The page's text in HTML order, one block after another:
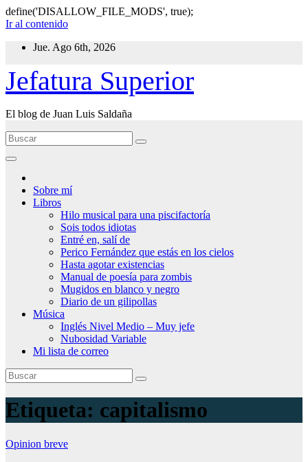
define('DISALLOW_FILE_MODS', true);
Ir al contenido
Jue. Ago 6th, 2026
Jefatura Superior
El blog de Juan Luis Saldaña
Sobre mí
Libros
Hilo musical para una piscifactoría
Sois todos idiotas
Entré en, salí de
Perico Fernández que estás en los cielos
Hasta agotar existencias
Manual de poesía para zombis
Mugidos en blanco y negro
Diario de un gilipollas
Música
Inglés Nivel Medio – Muy jefe
Nubosidad Variable
Mi lista de correo
Etiqueta: capitalismo
Opinion breve